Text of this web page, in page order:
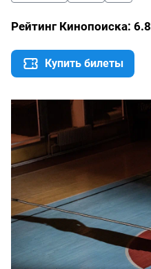
Рейтинг Кинопоиска: 6.8
Купить билеты